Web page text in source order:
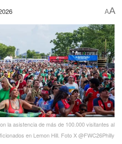
AA
la asistencia de más de 100.000 visitantes al
en Lemon Hill. Foto X @FWC26Philly